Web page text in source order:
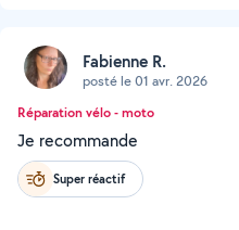
Fabienne R.
posté le 01 avr. 2026
Réparation vélo - moto
Je recommande
Super réactif